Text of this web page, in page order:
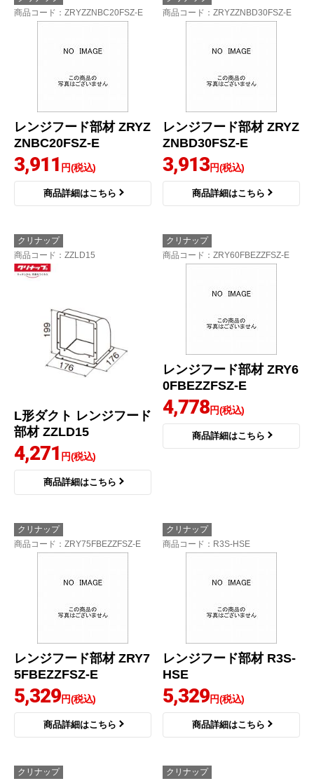
商品コード ：ZRYZZNBC20FSZ-E
レンジフード部材 ZRYZ
ZNBC20FSZ-E
3,911 円(税込)
商品詳細はこちら
商品コード ：ZRYZZNBD30FSZ-E
レンジフード部材 ZRYZ
ZNBD30FSZ-E
3,913円(税込)
商品詳細はこちら
クリナップ
商品コード ：ZZLD15
L形ダクト レンジフード
部材 ZZLD15
4,271 円(税込)
商品詳細はこちら
クリナップ
商品コード ：ZRY60FBEZZFSZ-E
レンジフード部材 ZRY6
0FBEZZFSZ-E
4,778円(税込)
商品詳細はこちら
クリナップ
商品コード ：ZRY75FBEZZFSZ-E
レンジフード部材 ZRY7
5FBEZZFSZ-E
5,329円(税込)
商品詳細はこちら
クリナップ
商品コード ：R3S-HSE
レンジフード部材 R3S-
HSE
5,329円(税込)
商品詳細はこちら
クリナップ クリナップ